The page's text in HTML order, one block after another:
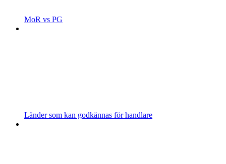
MoR vs PG
Länder som kan godkännas för handlare